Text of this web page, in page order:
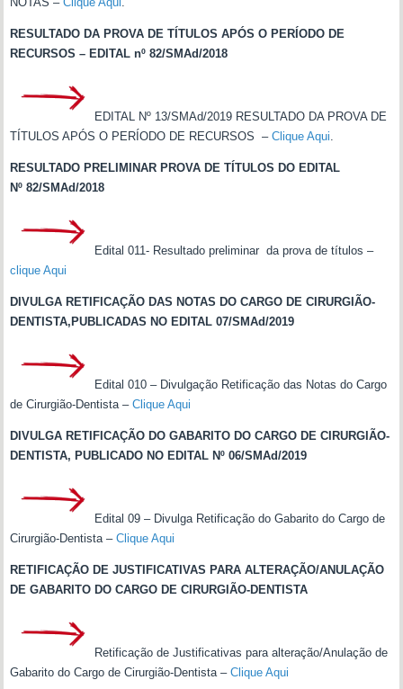
RESULTADO DA PROVA DE TÍTULOS APÓS O PERÍODO DE
RECURSOS – EDITAL nº 82/SMAd/2018
EDITAL Nº 13/SMAd/2019 RESULTADO DA PROVA DE
TÍTULOS APÓS O PERÍODO DE RECURSOS –Clique Aqui
RESULTADO PRELIMINAR PROVA DE TÍTULOS DO EDITAL
Nº 82/SMAd/2018
Edital 011- Resultado preliminar da prova de títulos –
clique Aqui
DIVULGA RETIFICAÇÃO DAS NOTAS DO CARGO DE CIRURGIÃO-
DENTISTA,PUBLICADAS NO EDITAL 07/SMAd/2019
Edital 010 – Divulgação Retificação das Notas do Cargo
de Cirurgião-Dentista –Clique Aqui
DIVULGA RETIFICAÇÃO DO GABARITO DO CARGO DE CIRURGIÃO-
DENTISTA, PUBLICADO NO EDITAL Nº 06/SMAd/2019
Edital 09 – Divulga Retificação do Gabarito do Cargo de
Cirurgião-Dentista –Clique Aqui
RETIFICAÇÃO DE JUSTIFICATIVAS PARA ALTERAÇÃO/ANULAÇÃO
DE GABARITO DO CARGO DE CIRURGIÃO-DENTISTA
Retificação de Justificativas para alteração/Anulação de
Gabarito do Cargo de Cirurgião-Dentista –Clique Aqui